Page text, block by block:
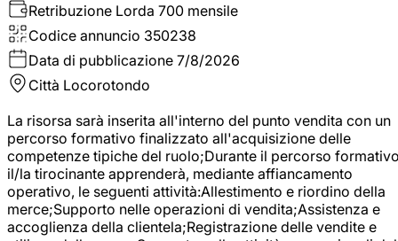
Retribuzione Lorda 700 mensile
Codice annuncio 350238
Data di pubblicazione 7/8/2026
Città Locorotondo
La risorsa sarà inserita all'interno del punto vendita con un
percorso formativo finalizzato all'acquisizione delle
competenze tipiche del ruolo;Durante il percorso
il/la tirocinante apprenderà, mediante affiancamento
operativo, le seguenti attività:Allestimento e riordino della
merce;Supporto nelle operazioni di vendita;Assistenza e
accoglienza della clientela;Registrazione delle vendite e